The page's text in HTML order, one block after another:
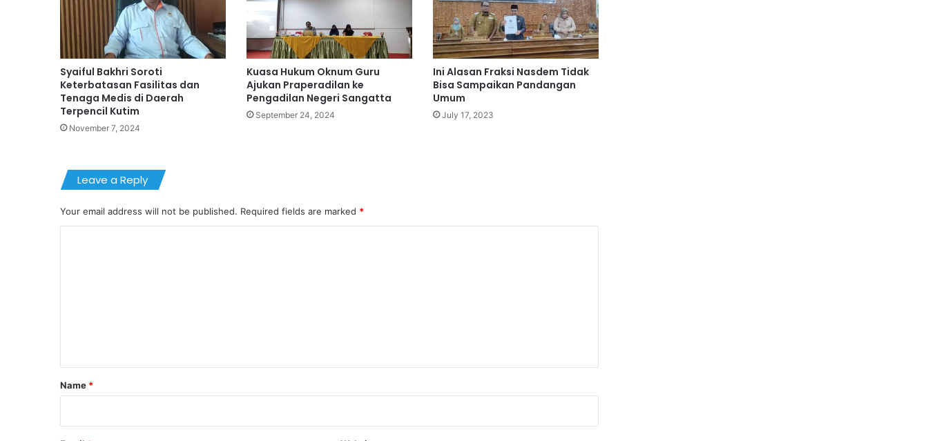
Syaiful Bakhri Soroti
Keterbatasan Fasilitas dan
Tenaga Medis di Daerah
Terpencil Kutim
November 7, 2024
Kuasa Hukum Oknum Guru
Ajukan Praperadilan ke
Pengadilan Negeri Sangatta
September 24, 2024
Ini Alasan Fraksi Nasdem Tidak
Bisa Sampaikan Pandangan
Umum
July 17, 2023
Leave a Reply
Your email address will not be published. Required fields are marked *
*
Name *